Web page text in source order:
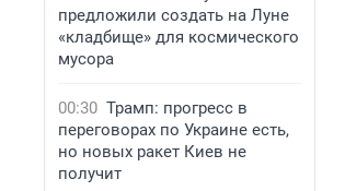
предложили создать на Луне
«кладбище» для космического
мусора
00:30 Трамп: прогресс в
переговорах по Украине есть,
но новых ракет Киев не
получит